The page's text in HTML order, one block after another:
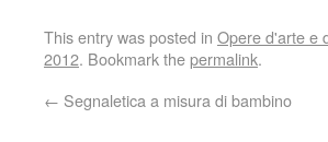
This entry was posted in Opere d'arte e
2012. Bookmark thepermalink.
← Segnaletica a misura di bambino